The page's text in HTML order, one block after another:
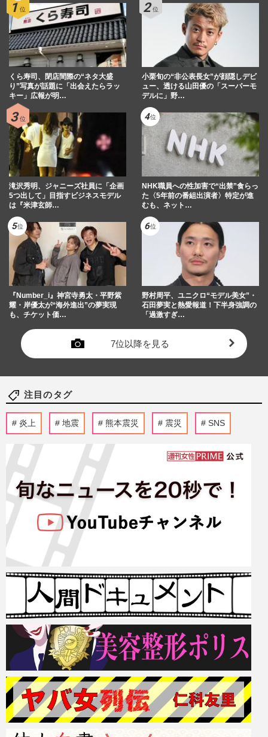
くら寿司、閉店間際の“ネタ大盛
り”写真が話題に「出会えたらラッ
キー」広報が明…
小栗旬の“非公表長女”が顔隠しデビ
ュー、透ける山田優の「スーパーモ
デルに」野…
滝沢秀明、ジャニーズ社員に「企画
5つ出して」目指すビジネスモデル
は『米津玄師…
NHK職員への性加害で“出禁”食らっ
た〈5年前の番組出演者〉特定が進
むも、ネット…
『Number_i』神宮寺勇太・平野紫
耀・岸優太が“海外進出”の夢実現
も、チケット価…
野村周平、ユニクロ“モデル美女”・
石田夢実と熱愛報道！下半身強調の
「過激すぎ…
7位以降を見る
注目のタグ
炎上 地震 熊本震災 震災 SNS